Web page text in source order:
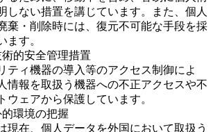
しない措置を講じています。また、個人
棄・削除時には、復元不可能な手段を採
ます。
術的安全管理措置
ティ機器の導入等のアクセス制御によ
情報を取扱う機器への不正アクセスや不
ウェアから保護しています。
的環境の把握
現在、個人データを外国において取扱う